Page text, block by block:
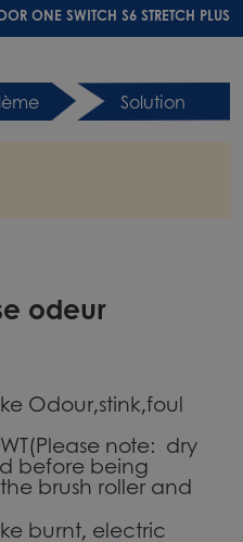
ONE SWITCH S6 STRETCH PLUS
Solution
odeur
Odour,stink,foul
note: dry
before being
brush roller and
burnt, electric